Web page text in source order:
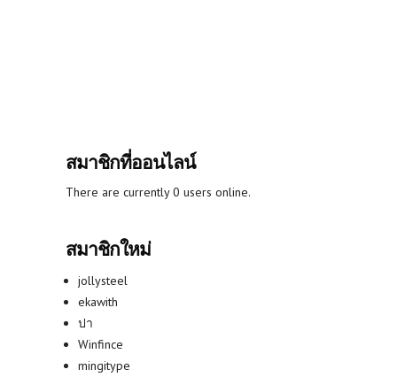
สมาชิกที่ออนไลน์
There are currently 0 users online.
สมาชิกใหม่
jollysteel
ekawith
ปา
Winfince
mingitype